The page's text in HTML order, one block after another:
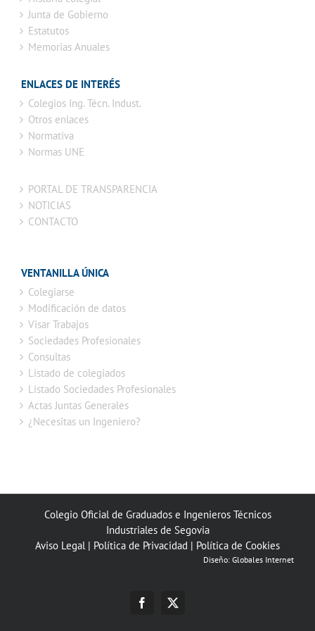
Junta de Gobierno
Estatutos
Memorias Anuales
ENLACES DE INTERÉS
Colegios Ing. Técn. Indust.
Otros enlaces
Normativa
Normas UNE
PORTAL DE TRANSPARENCIA
NOTICIAS
CONTACTO
VENTANILLA ÚNICA
Colegiarse
Modificación de datos
Visar Trabajos
Sociedades Profesionales
Consultas
Listado de colegiados
Listado Sociedades Profesionales
Actas Juntas Generales
¿Necesitas un Ingeniero?
Colegio Oficial de Graduados e Ingenieros Técnicos
Industriales de Segovia
Aviso Legal | Política de Privacidad | Política de Cookies
Diseño: Globales Internet
Facebook
X